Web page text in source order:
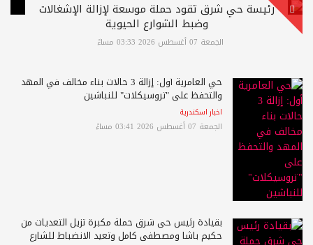
رئيسة حي شرق تقود حملة موسعة لإزالة الإشغالات
وضبط الشوارع الحيوية
الجمعة 07 أغسطس 2026 03:33 مساءً
حي العامرية أول: إزالة 3 حالات بناء مخالف في المهد
والتحفظ على "تروسيكلات" للنباشين
اخبار اسكندرية
الجمعة 07 أغسطس 2026 03:41 مساءً
بقيادة رئيس حى شرق حملة مكبرة تزيل التعديات من
حكيم باشا ومصطفى كامل وتعيد الانضباط للشارع